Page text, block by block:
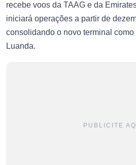
recebe voos da TAAG e da
iniciará operações a partir de
consolidando o novo terminal
Luanda.
PUBLICITE